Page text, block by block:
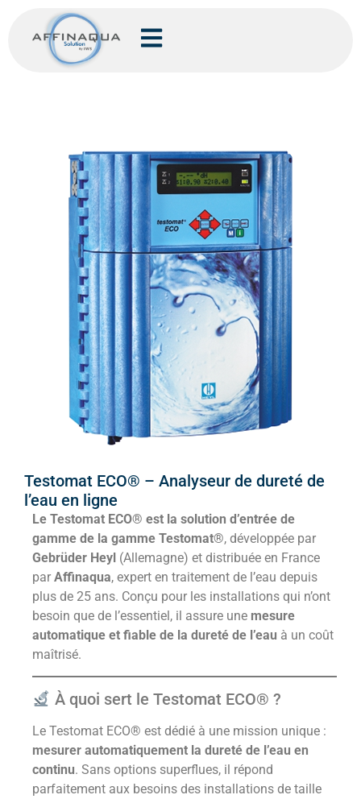
Testomat ECO® – Analyseur de dureté de
l’eau en ligne
Le Testomat ECO® est la solution d’entrée de
gamme de la gamme Testomat®, développée par
Gebrüder Heyl (Allemagne) et distribuée en France
par Affinaqua, expert en traitement de l’eau depuis
plus de 25 ans. Conçu pour les installations qui n’ont
besoin que de l’essentiel, il assure une mesure
automatique et fiable de la dureté de l’eau à un coût
maîtrisé.
À quoi sert le Testomat ECO® ?
Le Testomat ECO® est dédié à une mission unique :
mesurer automatiquement la dureté de l’eau en
continu. Sans options superflues, il répond
parfaitement aux besoins des installations de taille